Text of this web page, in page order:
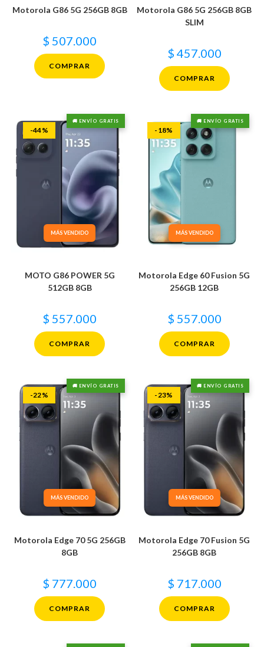
Motorola G86 5G 256GB 8GB
$ 507.000
COMPRAR
Motorola G86 5G 256GB 8GB
SLIM
$ 457.000
COMPRAR
MÁS VENDIDO
🚚 ENVÍO GRATIS
-44%
MOTO G86 POWER 5G
512GB 8GB
$ 557.000
COMPRAR
MÁS VENDIDO
🚚 ENVÍO GRATIS
-18%
Motorola Edge 60 Fusion 5G
256GB 12GB
$ 557.000
COMPRAR
MÁS VENDIDO
🚚 ENVÍO GRATIS
-22%
Motorola Edge 70 5G 256GB
8GB
$ 777.000
COMPRAR
MÁS VENDIDO
🚚 ENVÍO GRATIS
-23%
Motorola Edge 70 Fusion 5G
256GB 8GB
$ 717.000
COMPRAR